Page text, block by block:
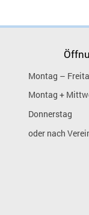
Montag –
Montag +
Donnerstag
oder nach